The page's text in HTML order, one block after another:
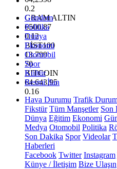
0.2
GRAM ALTIN
6500.87
0.12
BİST100
13.799
70
BITCOIN
64.643,95
0.16
Gündem
Politika
Dünya
Ekonomi
Otomobil
Spor
Kültür
Resmi İlan
Hava Durumu Trafik
Fikstür Tüm Manşetler Son
Dünya Eğitim Ekonomi
Medya Otomobil Politika
Son Dakika Spor Videolar
Haberleri
Facebook Twitter Instagram
Künye / İletişim Bize Ulaşın